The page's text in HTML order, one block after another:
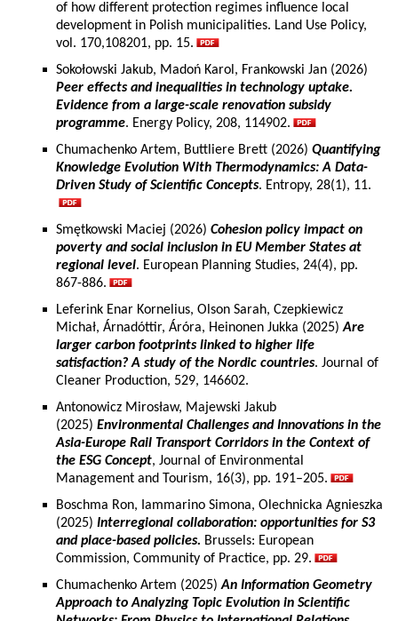
of how different protection regimes influence local
development in Polish municipalities. Land Use Policy,
vol. 170,108201, pp. 15.
Sokołowski Jakub, Madoń Karol, Frankowski Jan (2026)
Peer effects and inequalities in technology uptake.
Evidence from a large-scale renovation subsidy
programme. Energy Policy, 208, 114902.
Chumachenko Artem, Buttliere Brett (2026) Quantifying
Knowledge Evolution With Thermodynamics: A Data-
Driven Study of Scientific Concepts. Entropy, 28(1), 11.
Smętkowski Maciej (2026) Cohesion policy impact on
poverty and social inclusion in EU Member States at
regional level. European Planning Studies, 24(4), pp.
867-886.
Leferink Enar Kornelius, Olson Sarah, Czepkiewicz
Michał, Árnadóttir, Áróra, Heinonen Jukka (2025)Are
larger carbon footprints linked to higher life
satisfaction? A study of the Nordic countries. Journal of
Cleaner Production, 529, 146602.
Antonowicz Mirosław, Majewski Jakub
(2025) Environmental Challenges and Innovations in the
Asia-Europe Rail Transport Corridors in the Context of
the ESG Concept, Journal of Environmental
Management and Tourism, 16(3), pp. 191–205.
Boschma Ron, Iammarino Simona, Olechnicka Agnieszka
(2025) Interregional collaboration: opportunities for S3
and place-based policies. Brussels: European
Commission, Community of Practice, pp. 29.
Chumachenko Artem (2025)An Information Geometry
Approach to Analyzing Topic Evolution in Scientific